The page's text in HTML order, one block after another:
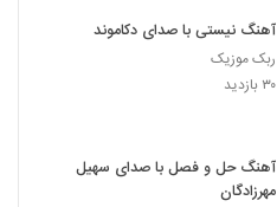
آهنگ نیستی با صدای دکاموند
ربک موزیک
۳۰ بازدید
آهنگ حل و فصل با صدای سهیل
مهرزادگان